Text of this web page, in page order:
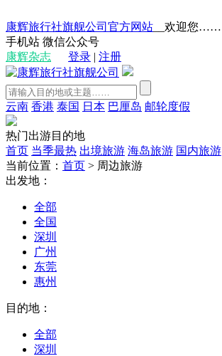
康辉旅行社旗舰公司官方网站 __欢迎您……
手机站 微信公众号
康辉杂志
登录 | 注册
云南 香港 泰国 日本 巴厘岛 邮轮度假
热门出游目的地
首页 当季最热 出境旅游 海岛旅游 国内旅游
当前位置： 首页 > 周边旅游
出发地：
全部
全国
深圳
广州
东莞
惠州
目的地：
全部
深圳